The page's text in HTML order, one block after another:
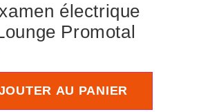
électrique
Promotal
AU PANIER